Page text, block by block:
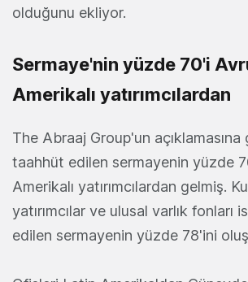
olduğunu ekliyor.
Sermaye'nin yüzde 70'i
Amerikalı yatırımcılardan
The Abraaj Group'un
taahhüt edilen sermayenin yüzde
Amerikalı yatırımcılardan gelmiş.
yatırımcılar ve ulusal varlık fonları
edilen sermayenin yüzde 78'ini